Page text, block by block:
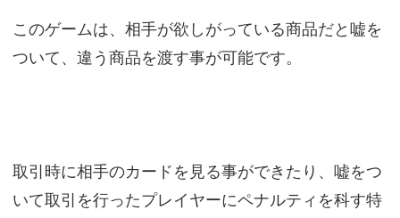
このゲームは、相手が欲しがっている商品だと嘘を
ついて、違う商品を渡す事が可能です。
取引時に相手のカードを見る事ができたり、嘘をつ
いて取引を行ったプレイヤーにペナルティを科す特